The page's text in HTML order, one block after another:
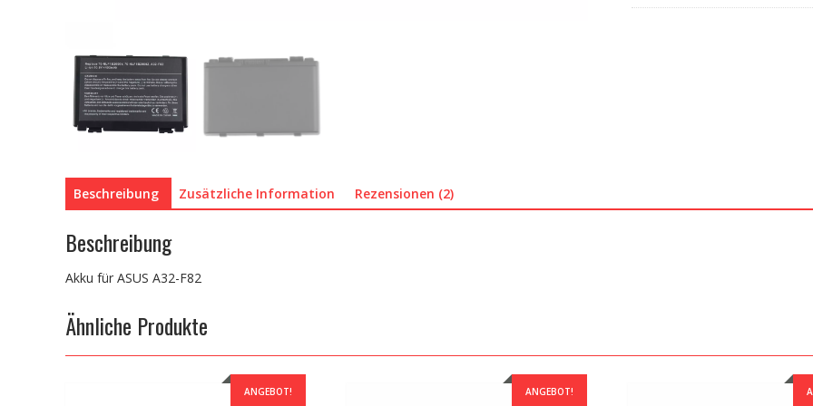
Beschreibung Zusätzliche Information Rezensionen (2)
Beschreibung
Akku für ASUS A32-F82
Ähnliche Produkte
ANGEBOT! ANGEBOT!